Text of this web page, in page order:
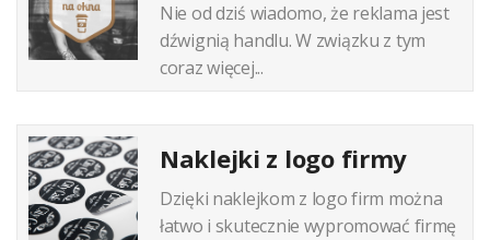
Nie od dziś wiadomo, że reklama jest
dźwignią handlu. W związku z tym
coraz więcej...
Naklejki z logo firmy
Dzięki naklejkom z logo firm można
łatwo i skutecznie wypromować firmę